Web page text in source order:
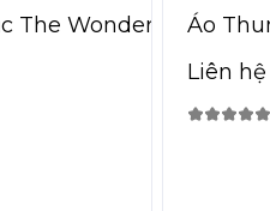
The Wonders
Áo
Ty
Liên hệ